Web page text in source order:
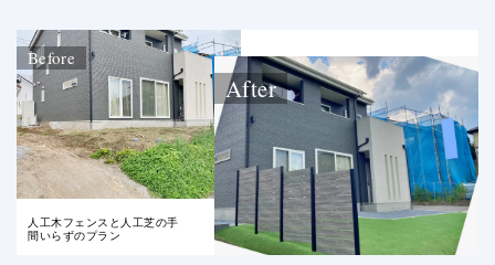
Before
After
人工木フェンスと人工芝の手
間いらずのプラン